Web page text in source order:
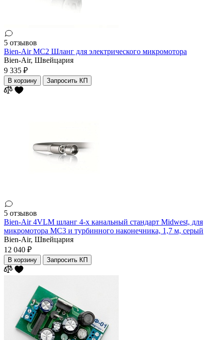
5 отзывов
Bien-Air MC2 Шланг для электрического микромотора
Bien-Air, Швейцария
9 335 ₽
В корзину Запросить КП
5 отзывов
Bien-Air 4VLM шланг 4-х канальный стандарт Midwest, для
микромотора MC3 и турбинного наконечника, 1,7 м, серый
Bien-Air, Швейцария
12 040 ₽
В корзину Запросить КП